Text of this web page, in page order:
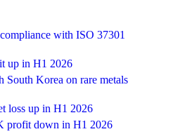
with ISO 37301
up in H1 2026
South Korea on rare metals
loss up in H1 2026
profit down in H1 2026